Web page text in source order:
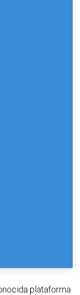
plataforma